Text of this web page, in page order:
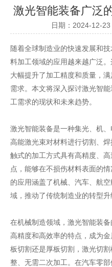
加
激光智能装备广泛
日期：2024-12-23
随着全球制造业的快速发展和
料加工领域的应用越来越广泛
大幅提升了加工精度和质量，
需求。本文将深入探讨激光智
工需求的现状和未来趋势。
激光智能装备是一种集光、机
高能激光束对材料进行切割、
触式的加工方式具有高精度、
点，能够在不损伤材料表面的
的应用涵盖了机械、汽车、航
域，推动了传统制造业的转型升
在机械制造领域，激光智能装
高精度和高效率的特点，成为
板切割还是厚板切割，激光切
整、无需二次加工。在汽车零